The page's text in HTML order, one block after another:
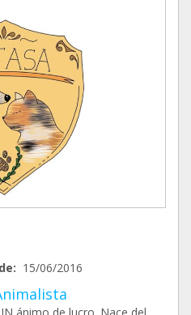
15/06/2016